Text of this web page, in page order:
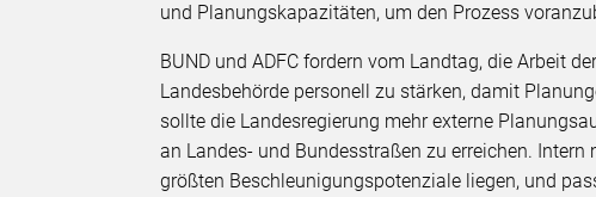
und Planungskapazitäten, um den Prozess
BUND und ADFC fordern vom Landtag, die Arbeit
Landesbehörde personell zu stärken, damit
sollte die Landesregierung mehr externe
an Landes- und Bundesstraßen zu erreichen.
größten Beschleunigungspotenziale liegen, und